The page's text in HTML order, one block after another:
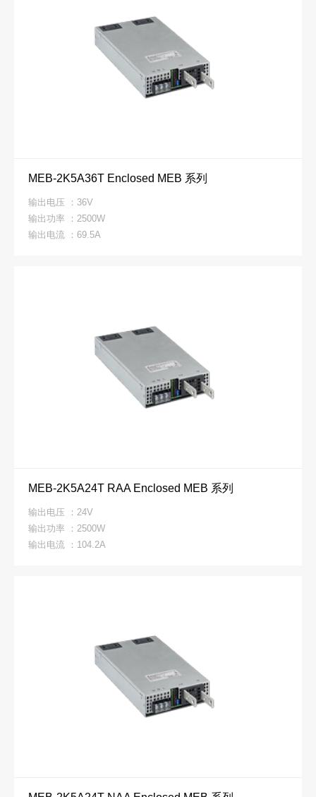
MEB-2K5A36T Enclosed MEB 系列
输出电压 ：36V
输出功率 ：2500W
输出电流 ：69.5A
MEB-2K5A24T RAA Enclosed MEB 系列
输出电压 ：24V
输出功率 ：2500W
输出电流 ：104.2A